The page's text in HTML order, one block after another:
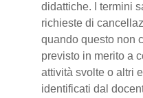
didattiche. I termini
richieste di
quando questo non
previsto in merito a
attività svolte o altri
identificati dal